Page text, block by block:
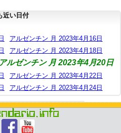
近い日付
アルゼンチン 月 2023年4月16日
アルゼンチン 月 2023年4月18日
アルゼンチン 月 2023年4月20日
アルゼンチン 月 2023年4月22日
アルゼンチン 月 2023年4月24日